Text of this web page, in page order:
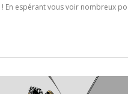
En espérant vous voir nombreux